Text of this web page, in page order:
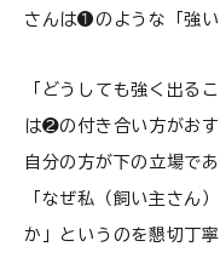
さんは❶のような「強い
「どうしても強く出る
は❷の付き合い方がおす
自分の方が下の立場で
「なぜ私（飼い主さん
か」というのを懇切丁